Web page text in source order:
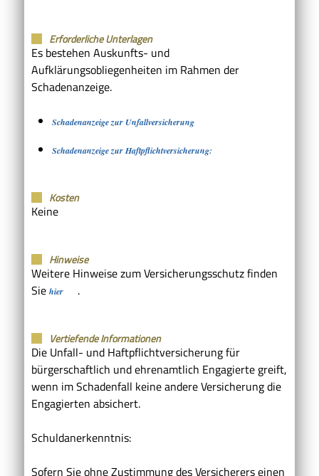
Erforderliche Unterlagen
Es bestehen Auskunfts- und
Aufklärungsobliegenheiten im Rahmen der
Schadenanzeige.
Schadenanzeige zur Unfallversicherung
Schadenanzeige zur Haftpflichtversicherung:
Kosten
Keine
Hinweise
Weitere Hinweise zum Versicherungsschutz finden
Sie hier .
Vertiefende Informationen
Die Unfall- und Haftpflichtversicherung für
bürgerschaftlich und ehrenamtlich Engagierte greift,
wenn im Schadenfall keine andere Versicherung die
Engagierten absichert.
Schuldanerkenntnis:
Sofern Sie ohne Zustimmung des Versicherers einen